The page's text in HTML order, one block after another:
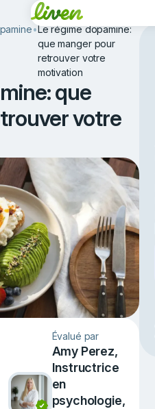
•Le régime dopamine:
que manger pour
retrouver votre
motivation
que
votre
Évalué par
Amy Perez,
Instructrice
en
psychologie,